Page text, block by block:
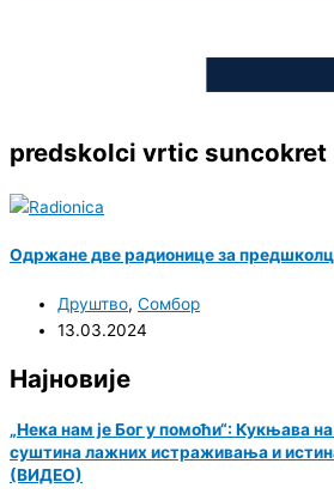
predskolci vrtic suncokret
Одржане две радионице за
Друштво, Сомбор
13.03.2024
Најновије
„Нека нам је Бог у помоћи“: Кукњава
суштина лажних истраживања и
(ВИДЕО)